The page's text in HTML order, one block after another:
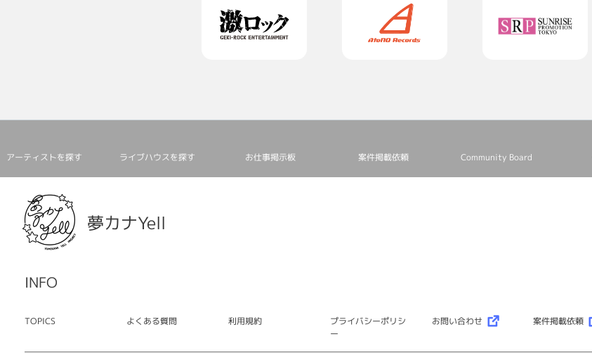
アーティストを探す ライブハウスを探す お仕事掲⽰板 案件掲載依頼 Community Board
夢カナYell
INFO
TOPICS よくある質問 利用規約
プライバシーポリシ
ー
お問い合わせ 案件掲載依頼